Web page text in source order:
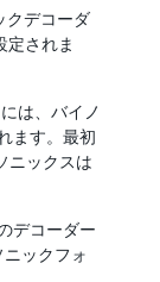
クデコーダ
定されま
は、バイノ
ます。最初
ニックスは
デコーダー
ックフォ